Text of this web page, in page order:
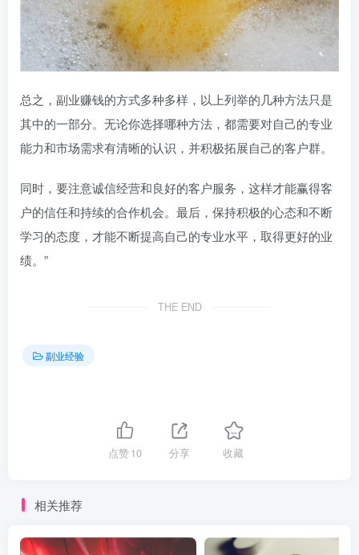
总之，副业赚钱的方式多种多样，以上列举的几种方法只是
其中的一部分。无论你选择哪种方法，都需要对自己的专业
能力和市场需求有清晰的认识，并积极拓展自己的客户群。
同时，要注意诚信经营和良好的客户服务，这样才能赢得客
户的信任和持续的合作机会。最后，保持积极的心态和不断
学习的态度，才能不断提高自己的专业水平，取得更好的业
绩。”
THE END
副业经验
点赞10 分享 收藏
相关推荐